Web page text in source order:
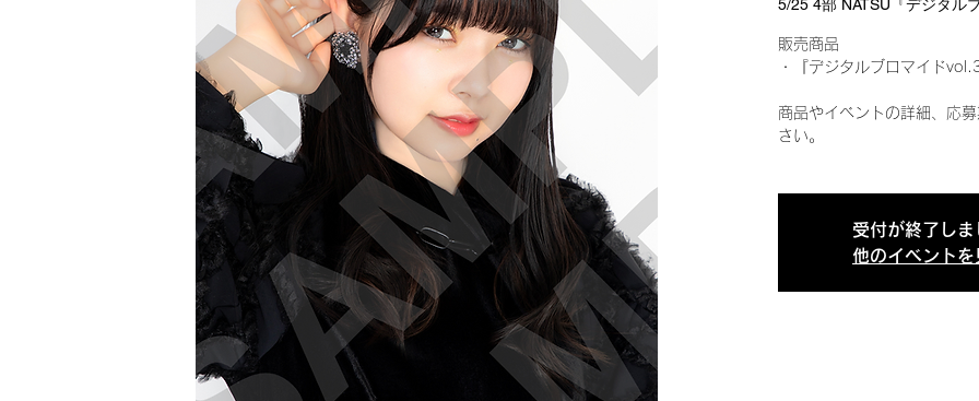
5/25 4部 NATSU『デジタル
販売商品
・『デジタルブロマイド
商品やイベントの詳細、応
さい。
受付が終了しま
他のイベントを